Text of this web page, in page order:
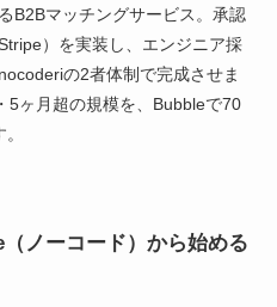
B2Bマッチングサービス。承認
）を実装し、エンジニア採
の2者体制で完成させま
5ヶ月超の規模を、Bubbleで70
ノーコード）から始める